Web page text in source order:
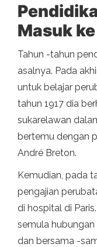
Masuk
Tahun -tahun
asalnya. Pada
untuk belajar
tahun 1917 dia
sukarelawan
bertemu dengan
André Breton.
Kemudian, pada
pengajian
di hospital di
semula
dan bersama -